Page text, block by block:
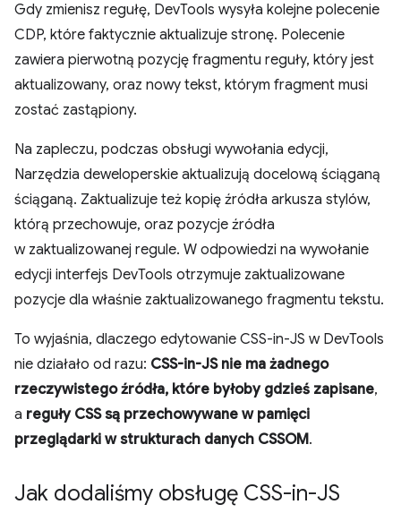
Gdy zmienisz regułę, DevTools wysyła kolejne polecenie
CDP, które faktycznie aktualizuje stronę. Polecenie
zawiera pierwotną pozycję fragmentu reguły, który jest
aktualizowany, oraz nowy tekst, którym fragment musi
zostać zastąpiony.
Na zapleczu, podczas obsługi wywołania edycji,
Narzędzia deweloperskie aktualizują docelową ściąganą
ściąganą. Zaktualizuje też kopię źródła arkusza stylów,
którą przechowuje, oraz pozycje źródła
w zaktualizowanej regule. W odpowiedzi na wywołanie
edycji interfejs DevTools otrzymuje zaktualizowane
pozycje dla właśnie zaktualizowanego fragmentu tekstu.
To wyjaśnia, dlaczego edytowanie CSS-in-JS w DevTools
nie działało od razu: CSS-in-JS nie ma żadnego
rzeczywistego źródła, które byłoby gdzieś zapisane,
a reguły CSS są przechowywane w pamięci
przeglądarki w strukturach danych CSSOM.
Jak dodaliśmy obsługę CSS-in-JS